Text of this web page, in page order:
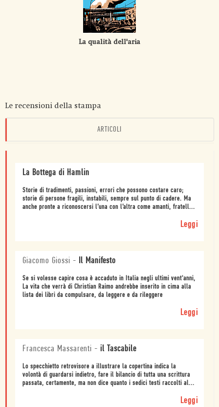
La qualità dell'aria
Le recensioni della stampa
ARTICOLI
La Bottega di Hamlin
Storie di tradimenti, passioni, errori che possono costare caro;
storie di persone fragili, instabili, sempre sul punto di cadere. Ma
anche pronte a riconoscersi l’una con l’altra come amanti, fratell...
Leggi
Giacomo Giossi - Il Manifesto
Se si volesse capire cosa è accaduto in Italia negli ultimi vent'anni,
La vita che verrà di Christian Raimo andrebbe inserito in cima alla
lista dei libri da compulsare, da leggere e da rileggere
Leggi
Francesca Massarenti - il Tascabile
Lo specchietto retrovisore a illustrare la copertina indica la
volontà di guardarsi indietro, fare il bilancio di tutta una scrittura
passata, certamente, ma non dice quanto i sedici testi raccolti al...
Leggi